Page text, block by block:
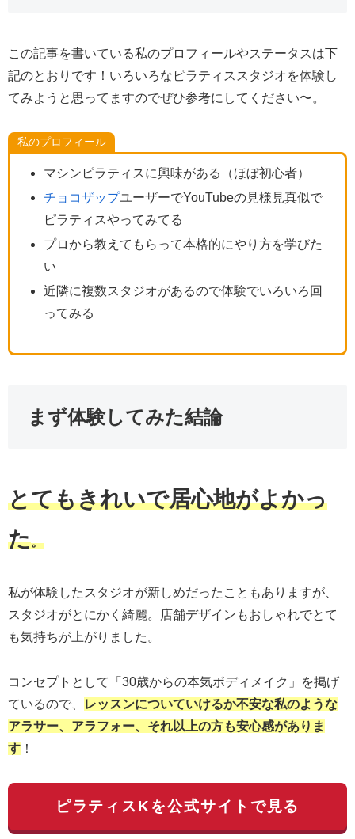
この記事を書いている私のプロフィールやステータスは下
記のとおりです！いろいろなピラティススタジオを体験し
てみようと思ってますのでぜひ参考にしてください〜。
私のプロフィール
マシンピラティスに興味がある（ほぼ初心者）
チョコザップユーザーでYouTubeの見様見真似で
ピラティスやってみてる
プロから教えてもらって本格的にやり方を学びた
い
近隣に複数スタジオがあるので体験でいろいろ回
ってみる
まず体験してみた結論
とてもきれいで居心地がよかっ
た。
私が体験したスタジオが新しめだったこともありますが、
スタジオがとにかく綺麗。店舗デザインもおしゃれでとて
も気持ちが上がりました。
コンセプトとして「30歳からの本気ボディメイク」を掲げ
ているので、
レッスンについていけるか不安な私のような
アラサー、アラフォー、それ以上の方も安心感がありま
す ！
ピラティスKを公式サイトで見る